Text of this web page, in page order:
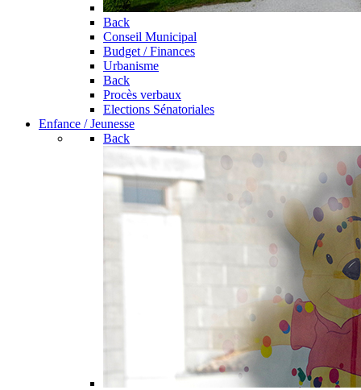
Back
Conseil Municipal
Budget / Finances
Urbanisme
Back
Procès verbaux
Elections Sénatoriales
Enfance / Jeunesse
Back